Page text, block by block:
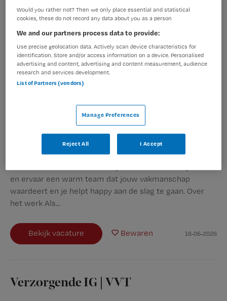
Verzorgende IG | VVT
Happy Nurse,Eastermar
MBO
Wil je als Verzorgende IG in Eastermar elke dag met
liefdevolle aandacht professionele zorg verlenen en
en ervaar een warm team dat jouw vakmanschap
waardeert en je helpt happy aan de slag te gaan. Over
het werk Als...
Bekijk vacature Bewaren 18-06-2026
Verzorgende IG | VVT
Would you rather not? Then we only place essential and statistical
cookies, these do not record any data about you as a person
We and our partners process data to provide:
Use precise geolocation data. Actively scan device characteristics for
identification. Store and/or access information on a device. Personalised
advertising and content, advertising and content measurement, audience
research and services development.
List of Partners (vendors)
Manage Preferences
Reject All I Accept